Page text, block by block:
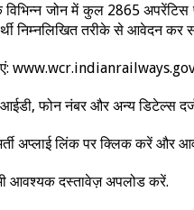
जोन में कुल 2865 अपरेंटिस
निम्नलिखित तरीके से आवेदन कर
फोन नंबर और अन्य डिटेल्स
अप्लाई लिंक पर क्लिक करें और
आवश्यक दस्तावेज़ अपलोड करें.